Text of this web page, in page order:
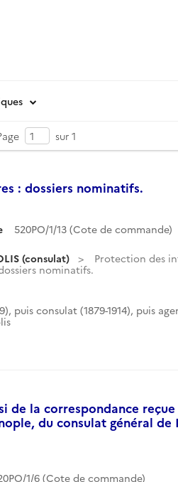
sur 1
: dossiers nominatifs.
520PO/1/13 (Cote de commande)
(consulat)
Protection des
nominatifs.
puis consulat (1879-1914), puis
de la correspondance
du consulat général de
1/6 (Cote de commande)